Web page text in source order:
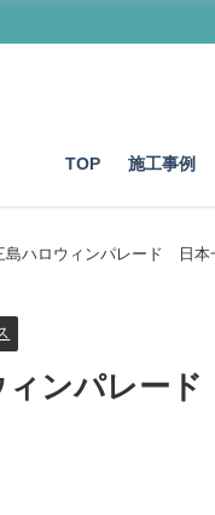
TOP 施工事例
島ハロウィンパレード 日本
ィンパレー